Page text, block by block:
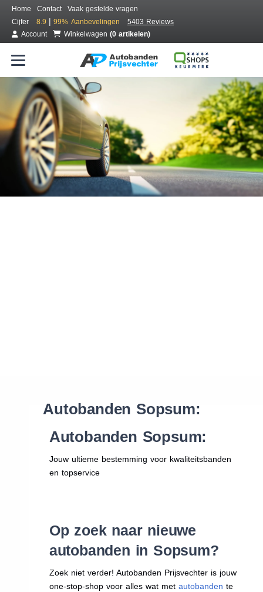
Home Contact
Vaak gestelde vragen
Cijfer
8.9 | 99% Aanbevelingen
5403 Reviews
Account
Winkelwagen (0 artikelen)
Bestel voordelig banden online
Gratis bezorgd of montage bij jou in de buurt
Seizoen:
Merken:
Autobanden Sopsum:
Autobanden Sopsum:
Jouw ultieme bestemming voor kwaliteitsbanden
en topservice
Op zoek naar nieuwe
autobanden in Sopsum?
Zoek niet verder! Autobanden Prijsvechter is jouw
one-stop-shop voor alles wat met autobanden te